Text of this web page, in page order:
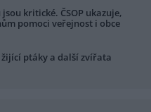
kritické. ČSOP ukazuje,
pomoci veřejnost i obce
ptáky a další zvířata